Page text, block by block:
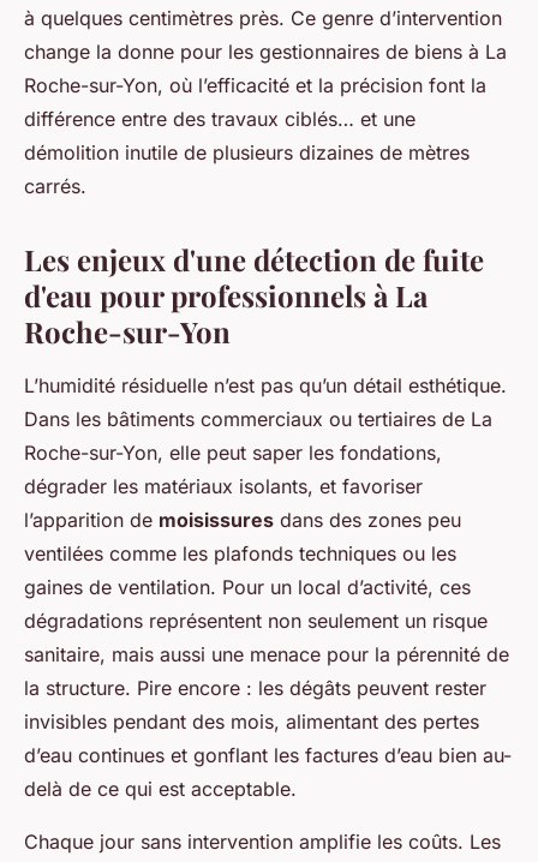
à quelques centimètres près. Ce genre d’intervention
change la donne pour les gestionnaires de biens à La
Roche-sur-Yon, où l’efficacité et la précision font la
différence entre des travaux ciblés… et une
démolition inutile de plusieurs dizaines de mètres
carrés.
Les enjeux d'une détection de fuite
d'eau pour professionnels à La
Roche-sur-Yon
L’humidité résiduelle n’est pas qu’un détail esthétique.
Dans les bâtiments commerciaux ou tertiaires de La
Roche-sur-Yon, elle peut saper les fondations,
dégrader les matériaux isolants, et favoriser
l’apparition de moisissures dans des zones peu
ventilées comme les plafonds techniques ou les
gaines de ventilation. Pour un local d’activité, ces
dégradations représentent non seulement un risque
sanitaire, mais aussi une menace pour la pérennité de
la structure. Pire encore : les dégâts peuvent rester
invisibles pendant des mois, alimentant des pertes
d’eau continues et gonflant les factures d’eau bien au-
delà de ce qui est acceptable.
Chaque jour sans intervention amplifie les coûts. Les